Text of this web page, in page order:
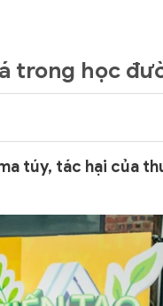
trong học
túy, tác hại của